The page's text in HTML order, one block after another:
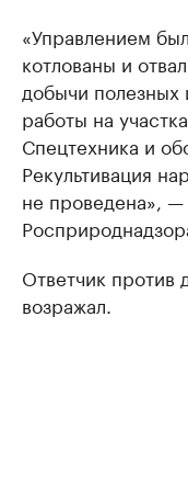
«Управлением
котлованы и
добычи
работы на
Спецтехника и
Рекультивация
не проведена», —
Ответчик против
возражал.